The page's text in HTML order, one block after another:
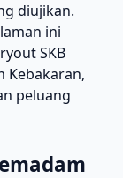
diujikan.
ini
SKB
Kebakaran,
peluang